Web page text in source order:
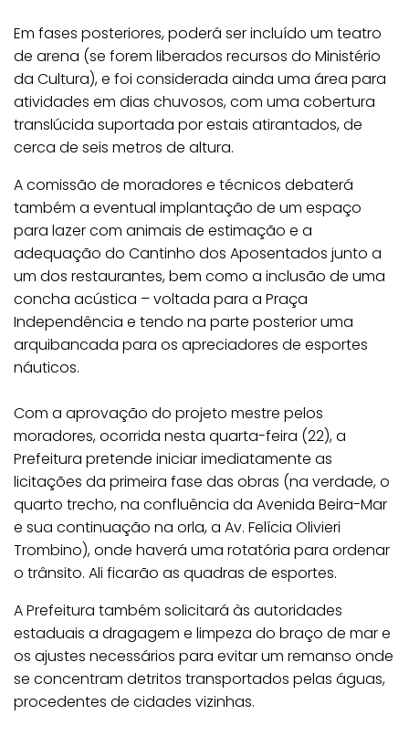
Em fases posteriores, poderá ser incluído um teatro
de arena (se forem liberados recursos do Ministério
da Cultura), e foi considerada ainda uma área para
atividades em dias chuvosos, com uma cobertura
translúcida suportada por estais atirantados, de
cerca de seis metros de altura.
A comissão de moradores e técnicos debaterá
também a eventual implantação de um espaço
para lazer com animais de estimação e a
adequação do Cantinho dos Aposentados junto a
um dos restaurantes, bem como a inclusão de uma
concha acústica – voltada para a Praça
Independência e tendo na parte posterior uma
arquibancada para os apreciadores de esportes
náuticos.
Com a aprovação do projeto mestre pelos
moradores, ocorrida nesta quarta-feira (22), a
Prefeitura pretende iniciar imediatamente as
licitações da primeira fase das obras (na verdade, o
quarto trecho, na confluência da Avenida Beira-Mar
e sua continuação na orla, a Av. Felícia Olivieri
Trombino), onde haverá uma rotatória para ordenar
o trânsito. Ali ficarão as quadras de esportes.
A Prefeitura também solicitará às autoridades
estaduais a dragagem e limpeza do braço de mar e
os ajustes necessários para evitar um remanso onde
se concentram detritos transportados pelas águas,
procedentes de cidades vizinhas.